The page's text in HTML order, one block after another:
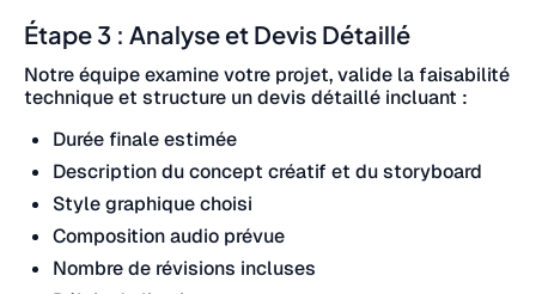
Étape 3 : Analyse et Devis Détaillé
Notre équipe examine votre projet, valide la faisabilité
technique et structure un devis détaillé incluant :
Durée finale estimée
Description du concept créatif et du storyboard
Style graphique choisi
Composition audio prévue
Nombre de révisions incluses